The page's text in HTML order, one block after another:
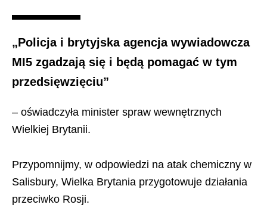
„Policja i brytyjska agencja wywiadowcza
MI5 zgadzają się i będą pomagać w tym
przedsięwzięciu”
– oświadczyła minister spraw wewnętrznych
Wielkiej Brytanii.
Przypomnijmy, w odpowiedzi na atak chemiczny w
Salisbury, Wielka Brytania przygotowuje działania
przeciwko Rosji.